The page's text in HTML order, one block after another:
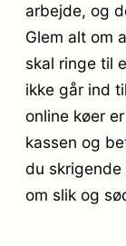
arbejde, og
Glem alt om
skal ringe til
ikke går ind
online køer
kassen og
du
om slik og